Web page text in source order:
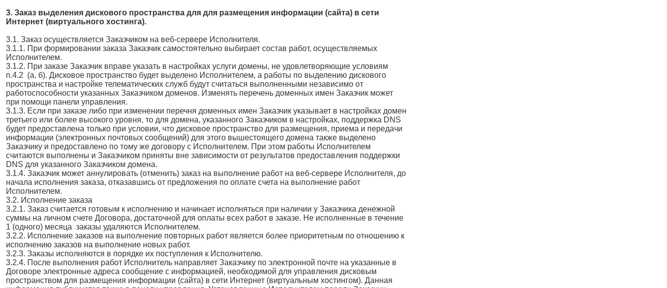
3. Заказ выделения дискового пространства для для размещения информации (сайта) в сети
Интернет (виртуального хостинга).
3.1. Заказ осуществляется Заказчиком на веб-сервере Исполнителя.
3.1.1. При формировании заказа Заказчик самостоятельно выбирает состав работ, осуществляемых
Исполнителем.
3.1.2. При заказе Заказчик вправе указать в настройках услуги домены, не удовлетворяющие условиям
п.4.2 (а, б). Дисковое пространство будет выделено Исполнителем, а работы по выделению дискового
пространства и настройке телематических служб будут считаться выполненными независимо от
работоспособности указанных Заказчиком доменов. Изменять перечень доменных имен Заказчик может
при помощи панели управления.
3.1.3. Если при заказе либо при изменении перечня доменных имен Заказчик указывает в настройках домен
третьего или более высокого уровня, то для домена, указанного Заказчиком в настройках, поддержка DNS
будет предоставлена только при условии, что дисковое пространство для размещения, приема и передачи
информации (электронных почтовых сообщений) для этого вышестоящего домена также выделено
Заказчику и предоставлено по тому же договору с Исполнителем. При этом работы Исполнителем
считаются выполнены и Заказчиком приняты вне зависимости от результатов предоставления поддержки
DNS для указанного Заказчиком домена.
3.1.4. Заказчик может аннулировать (отменить) заказ на выполнение работ на веб-сервере Исполнителя, до
начала исполнения заказа, отказавшись от предложения по оплате счета на выполнение работ
Исполнителем.
3.2. Исполнение заказа
3.2.1. Заказ считается готовым к исполнению и начинает исполняться при наличии у Заказчика денежной
суммы на личном счете Договора, достаточной для оплаты всех работ в заказе. Не исполненные в течение
1 (одного) месяца заказы удаляются Исполнителем.
3.2.2. Исполнение заказов на выполнение повторных работ является более приоритетным по отношению к
исполнению заказов на выполнение новых работ.
3.2.3. Заказы исполняются в порядке их поступления к Исполнителю.
3.2.4. После выполнения работ Исполнитель направляет Заказчику по электронной почте на указанные в
Договоре электронные адреса сообщение с информацией, необходимой для управления дисковым
пространством для размещения информации (сайта) в сети Интернет (виртуальным хостингом). Данная